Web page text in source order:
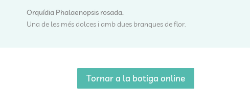
Orquídia Phalaenopsis rosada.
Una de les més dolces i amb dues branques de flor.
Tornar a la botiga online